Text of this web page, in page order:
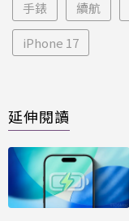
手錶 續航
iPhone 17
延伸閱讀